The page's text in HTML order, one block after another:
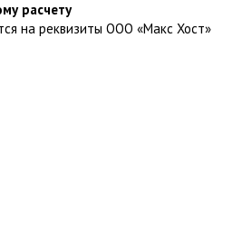
расчету
на реквизиты ООО «Макс Хост»